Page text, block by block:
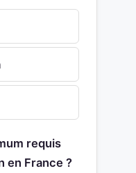
requis
en France ?